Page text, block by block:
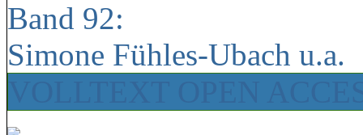
Band 92:
Simone Fühles-Ubach u.a.